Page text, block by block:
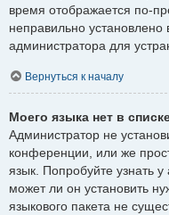
время отображается по-
неправильно
администратора для
Вернуться к началу
Моего языка нет в
Администратор не
конференции, или же
язык. Попробуйте узнать
может ли он установить
языкового пакета не